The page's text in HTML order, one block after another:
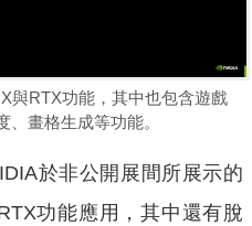
與RTX功能，其中也包含遊戲
畫格生成等功能。
於非公開展間所展示的
功能應用，其中還有脫